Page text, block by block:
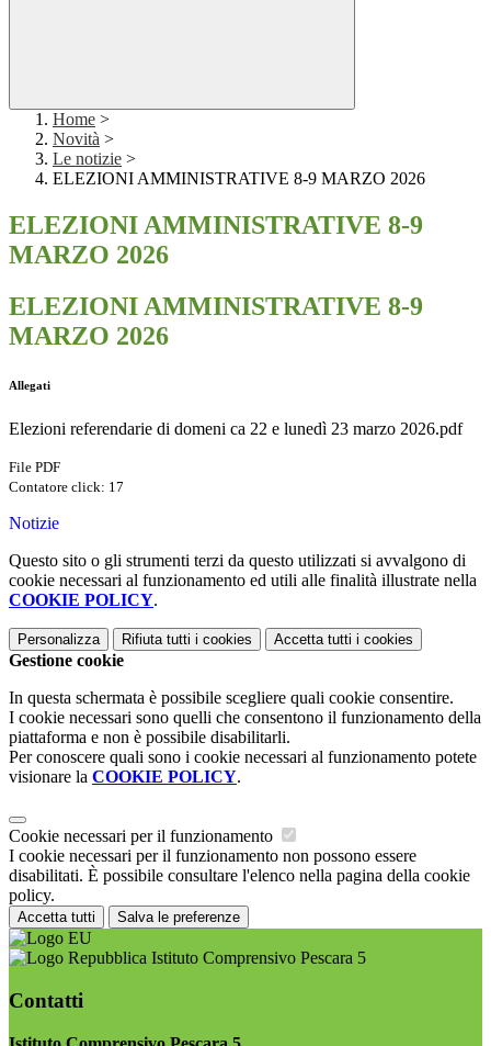
Home >
Novità >
Le notizie >
ELEZIONI AMMINISTRATIVE 8-9 MARZO 2026
ELEZIONI AMMINISTRATIVE 8-9
MARZO 2026
ELEZIONI AMMINISTRATIVE 8-9
MARZO 2026
Allegati
Elezioni referendarie di domeni ca 22 e lunedì 23 marzo 2026.pdf
File PDF
Contatore click: 17
Notizie
Questo sito o gli strumenti terzi da questo utilizzati si avvalgono di
cookie necessari al funzionamento ed utili alle finalità illustrate nella
COOKIE POLICY.
Personalizza Rifiuta tutti i cookies Accetta tutti i cookies
Gestione cookie
In questa schermata è possibile scegliere quali cookie consentire.
I cookie necessari sono quelli che consentono il funzionamento della
piattaforma e non è possibile disabilitarli.
Per conoscere quali sono i cookie necessari al funzionamento potete
visionare la COOKIE POLICY.
Cookie necessari per il funzionamento
I cookie necessari per il funzionamento non possono essere
disabilitati. È possibile consultare l'elenco nella pagina della cookie
policy.
Accetta tutti Salva le preferenze
Istituto Comprensivo Pescara 5
Contatti